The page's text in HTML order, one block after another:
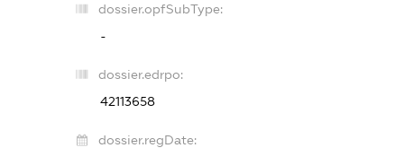
dossier.opfSubType:
-
dossier.edrpo:
42113658
dossier.regDate: